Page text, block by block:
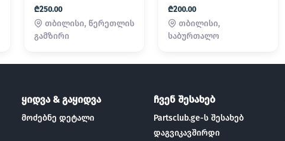
₾250.00
თბილისი, წერეთლის
გამზირი
₾200.00
თბილისი,
საბურთალო
ყიდვა & გაყიდვა
მოძებნე დეტალი
ჩვენ შესახებ
Partsclub.ge-ს შესახებ
დაგვიკავშირდი